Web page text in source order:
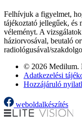
Felhívjuk a figyelmet,
tájékoztató jellegűek, és
véleményt. A
háziorvosával, beutaló
radiológusával/
© 2026 Medilum.
Adatkezelési
Hozzájáruló
weboldalkészítés